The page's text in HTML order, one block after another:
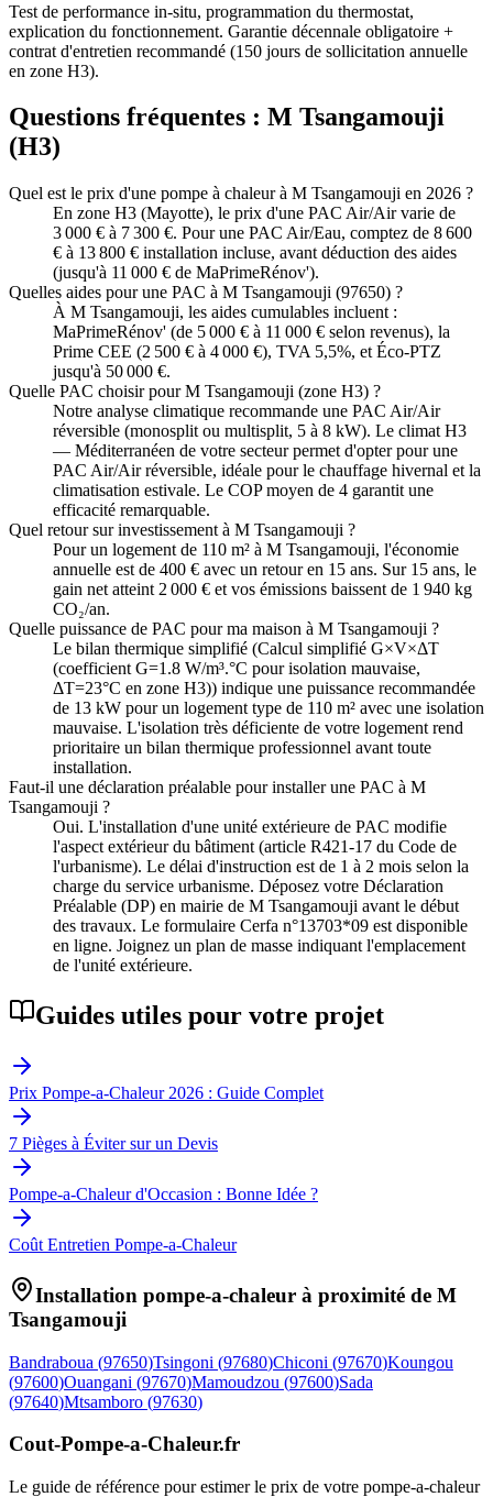
Test de performance in-situ, programmation du thermostat,
explication du fonctionnement. Garantie décennale obligatoire +
contrat d'entretien recommandé (150 jours de sollicitation annuelle
en zone H3).
Questions fréquentes : M Tsangamouji
(H3)
Quel est le prix d'une pompe à chaleur à M Tsangamouji en 2026 ?
En zone H3 (Mayotte), le prix d'une PAC Air/Air varie de
3 000 € à 7 300 €. Pour une PAC Air/Eau, comptez de 8 600
€ à 13 800 € installation incluse, avant déduction des aides
(jusqu'à 11 000 € de MaPrimeRénov').
Quelles aides pour une PAC à M Tsangamouji (97650) ?
À M Tsangamouji, les aides cumulables incluent :
MaPrimeRénov' (de 5 000 € à 11 000 € selon revenus), la
Prime CEE (2 500 € à 4 000 €), TVA 5,5%, et Éco-PTZ
jusqu'à 50 000 €.
Quelle PAC choisir pour M Tsangamouji (zone H3) ?
Notre analyse climatique recommande une PAC Air/Air
réversible (monosplit ou multisplit, 5 à 8 kW). Le climat H3
— Méditerranéen de votre secteur permet d'opter pour une
PAC Air/Air réversible, idéale pour le chauffage hivernal et la
climatisation estivale. Le COP moyen de 4 garantit une
efficacité remarquable.
Quel retour sur investissement à M Tsangamouji ?
Pour un logement de 110 m² à M Tsangamouji, l'économie
annuelle est de 400 € avec un retour en 15 ans. Sur 15 ans, le
gain net atteint 2 000 € et vos émissions baissent de 1 940 kg
CO₂/an.
Quelle puissance de PAC pour ma maison à M Tsangamouji ?
Le bilan thermique simplifié (Calcul simplifié G×V×ΔT
(coefficient G=1.8 W/m³.°C pour isolation mauvaise,
ΔT=23°C en zone H3)) indique une puissance recommandée
de 13 kW pour un logement type de 110 m² avec une isolation
mauvaise. L'isolation très déficiente de votre logement rend
prioritaire un bilan thermique professionnel avant toute
installation.
Faut-il une déclaration préalable pour installer une PAC à M
Tsangamouji ?
Oui. L'installation d'une unité extérieure de PAC modifie
l'aspect extérieur du bâtiment (article R421-17 du Code de
l'urbanisme). Le délai d'instruction est de 1 à 2 mois selon la
charge du service urbanisme. Déposez votre Déclaration
Préalable (DP) en mairie de M Tsangamouji avant le début
des travaux. Le formulaire Cerfa n°13703*09 est disponible
en ligne. Joignez un plan de masse indiquant l'emplacement
de l'unité extérieure.
Guides utiles pour votre projet
Prix Pompe-a-Chaleur 2026 : Guide Complet
7 Pièges à Éviter sur un Devis
Pompe-a-Chaleur d'Occasion : Bonne Idée ?
Coût Entretien Pompe-a-Chaleur
Installation pompe-a-chaleur à proximité de M
Tsangamouji
Bandraboua (97650)Tsingoni (97680)Chiconi (97670)Koungou
(97600)Ouangani (97670)Mamoudzou (97600)Sada
(97640)Mtsamboro (97630)
Cout-Pompe-a-Chaleur.fr
Le guide de référence pour estimer le prix de votre pompe-a-chaleur